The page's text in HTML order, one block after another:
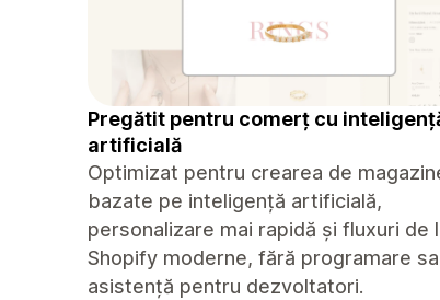
Pregătit pentru comerț cu
artificială
Optimizat pentru crearea de
bazate pe inteligență artificială,
personalizare mai rapidă și fluxuri de
Shopify moderne, fără programare
asistență pentru dezvoltatori.